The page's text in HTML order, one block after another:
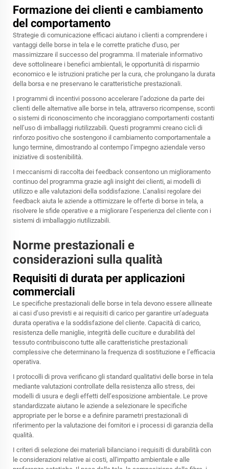
Formazione dei clienti e cambiamento
del comportamento
Strategie di comunicazione efficaci aiutano i clienti a comprendere i
vantaggi delle borse in tela e le corrette pratiche d'uso, per
massimizzare il successo del programma. Il materiale informativo
deve sottolineare i benefici ambientali, le opportunità di risparmio
economico e le istruzioni pratiche per la cura, che prolungano la durata
della borsa e ne preservano le caratteristiche prestazionali.
I programmi di incentivi possono accelerare l’adozione da parte dei
clienti delle alternative alle borse in tela, attraverso ricompense, sconti
o sistemi di riconoscimento che incoraggiano comportamenti costanti
nell’uso di imballaggi riutilizzabili. Questi programmi creano cicli di
rinforzo positivo che sostengono il cambiamento comportamentale a
lungo termine, dimostrando al contempo l’impegno aziendale verso
iniziative di sostenibilità.
I meccanismi di raccolta dei feedback consentono un miglioramento
continuo del programma grazie agli insight dei clienti, ai modelli di
utilizzo e alle valutazioni della soddisfazione. L’analisi regolare dei
feedback aiuta le aziende a ottimizzare le offerte di borse in tela, a
risolvere le sfide operative e a migliorare l’esperienza del cliente con i
sistemi di imballaggio riutilizzabili.
Norme prestazionali e
considerazioni sulla qualità
Requisiti di durata per applicazioni
commerciali
Le specifiche prestazionali delle borse in tela devono essere allineate
ai casi d’uso previsti e ai requisiti di carico per garantire un’adeguata
durata operativa e la soddisfazione del cliente. Capacità di carico,
resistenza delle maniglie, integrità delle cuciture e durabilità del
tessuto contribuiscono tutte alle caratteristiche prestazionali
complessive che determinano la frequenza di sostituzione e l’efficacia
operativa.
I protocolli di prova verificano gli standard qualitativi delle borse in tela
mediante valutazioni controllate della resistenza allo stress, dei
modelli di usura e degli effetti dell’esposizione ambientale. Le prove
standardizzate aiutano le aziende a selezionare le specifiche
appropriate per le borse e a definire parametri prestazionali di
riferimento per la valutazione dei fornitori e i processi di garanzia della
qualità.
I criteri di selezione dei materiali bilanciano i requisiti di durabilità con
le considerazioni relative ai costi, all'impatto ambientale e alle